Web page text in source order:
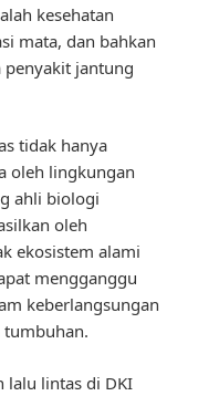
kesehatan
mata, dan bahkan
jantung
tidak hanya
oleh lingkungan
ahli biologi
oleh
ekosistem alami
mengganggu
keberlangsungan
tumbuhan.
lalu lintas di DKI